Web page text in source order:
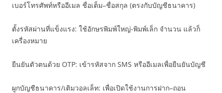
เบอร์โทรศัพท์หรืออีเมล ชื่อเต็ม–ชื่อสกุล (ตรงกับบัญชีธนาคาร)
ตั้งรหัสผ่านที่แข็งแรง: ใช้อักษรพิมพ์ใหญ่-พิมพ์เล็ก จำนวน แล้วก็
เครื่องหมาย
ยืนยันตัวตนด้วย OTP: เข้ารหัสจาก SMS หรืออีเมลเพื่อยืนยันบัญชี
ผูกบัญชีธนาคาร/เติมวอลเล็ท: เพื่อเปิดใช้งานการฝาก–ถอน